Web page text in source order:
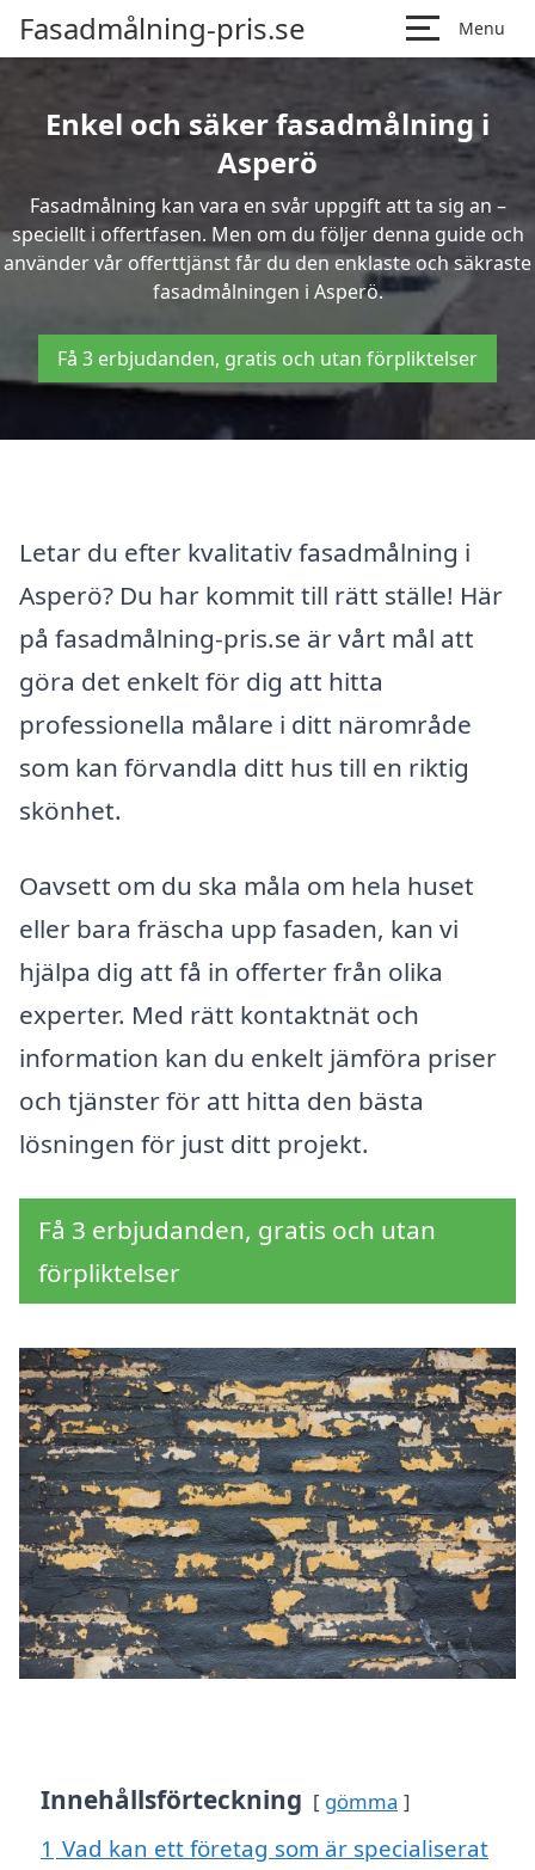
Fasadmålning-pris.se Menu
Enkel och säker fasadmålning i
Asperö
Fasadmålning kan vara en svår uppgift att ta sig an –
speciellt i offertfasen. Men om du följer denna guide och
använder vår offerttjänst får du den enklaste och säkraste
fasadmålningen i Asperö.
Få 3 erbjudanden, gratis och utan förpliktelser
Letar du efter kvalitativ fasadmålning i
Asperö? Du har kommit till rätt ställe! Här
på fasadmålning-pris.se är vårt mål att
göra det enkelt för dig att hitta
professionella målare i ditt närområde
som kan förvandla ditt hus till en riktig
skönhet.
Oavsett om du ska måla om hela huset
eller bara fräscha upp fasaden, kan vi
hjälpa dig att få in offerter från olika
experter. Med rätt kontaktnät och
information kan du enkelt jämföra priser
och tjänster för att hitta den bästa
lösningen för just ditt projekt.
Få 3 erbjudanden, gratis och utan
förpliktelser
Innehållsförteckning gömma
1 Vad kan ett företag som är specialiserat